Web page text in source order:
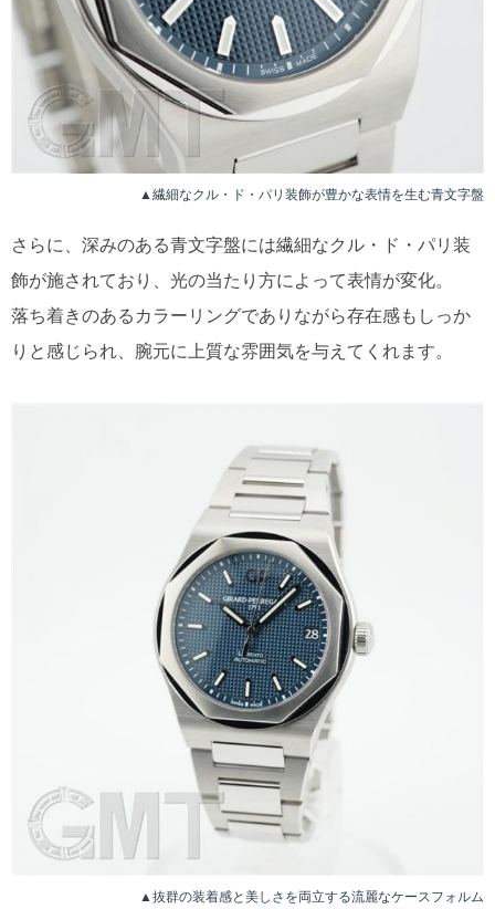
▲繊細なクル・ド・パリ装飾が豊かな表情を生む青文字盤
さらに、深みのある青文字盤には繊細なクル・ド・パリ装
飾が施されており、光の当たり方によって表情が変化。
落ち着きのあるカラーリングでありながら存在感もしっか
りと感じられ、腕元に上質な雰囲気を与えてくれます。
▲抜群の装着感と美しさを両立する流麗なケースフォルム